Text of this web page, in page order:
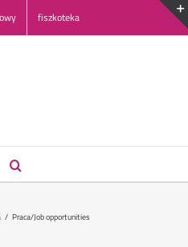
fiszkoteka
Praca/Job opportunities